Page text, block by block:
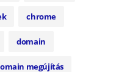
chrome
domain
megújítás